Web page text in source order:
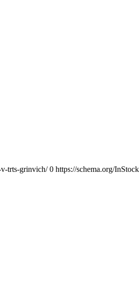
v-trts-grinvich/ 0 https://schema.org/InStock